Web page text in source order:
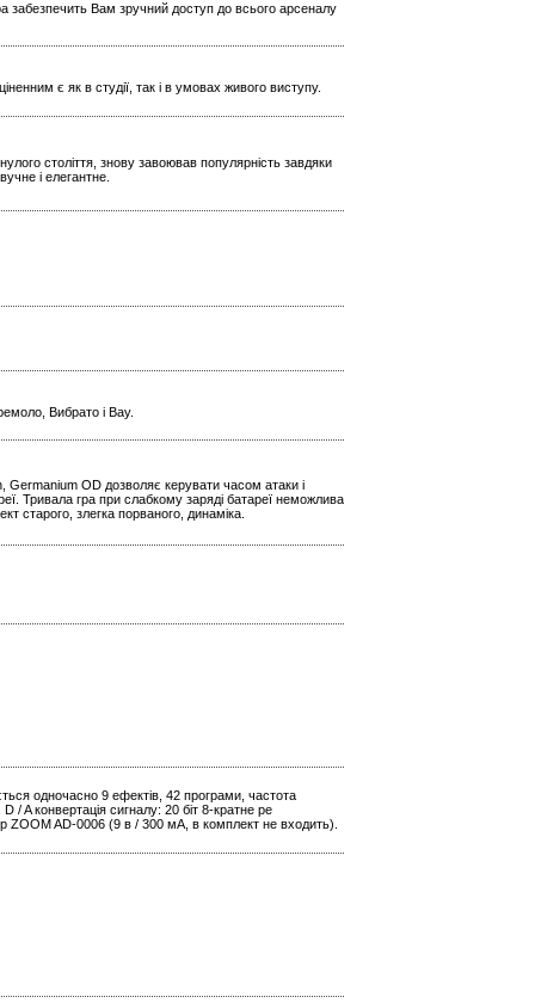
забезпечить Вам зручний доступ до всього арсеналу
є як в студії, так і в умовах живого виступу.
століття, знову завоював популярність завдяки
і елегантне.
Вибрато і Вау.
OD дозволяє керувати часом атаки і
Тривала гра при слабкому заряді батареї неможлива
старого, злегка порваного, динаміка.
одночасно 9 ефектів, 42 програми, частота
/ A конвертація сигналу: 20 біт 8-кратне ре
ZOOM AD-0006 (9 в / 300 мА, в комплект не входить).